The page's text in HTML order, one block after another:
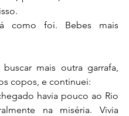
como foi. Bebes mais
buscar mais outra garrafa,
copos, e continuei:
havia pouco ao Rio
na miséria. Vivia